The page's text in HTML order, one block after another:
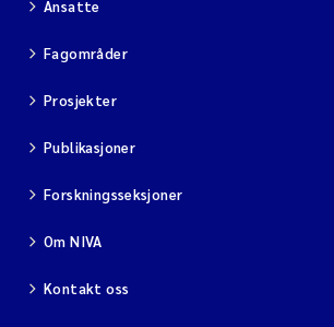
Ansatte
Fagområder
Prosjekter
Publikasjoner
Forskningsseksjoner
Om NIVA
Kontakt oss